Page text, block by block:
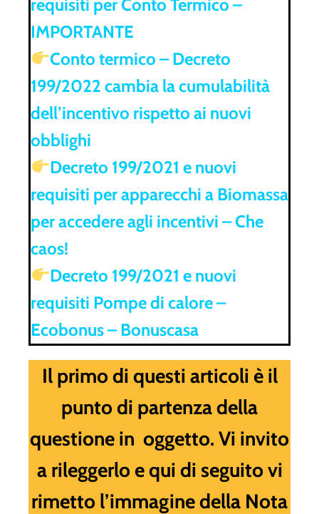
requisiti per Conto Termico –
IMPORTANTE
Conto termico – Decreto
199/2022 cambia la cumulabilità
dell’incentivo rispetto ai nuovi
obblighi
Decreto 199/2021 e nuovi
requisiti per apparecchi a Biomassa
per accedere agli incentivi – Che
caos!
Decreto 199/2021 e nuovi
requisiti Pompe di calore –
Ecobonus – Bonuscasa
Il primo di questi articoli è il
punto di partenza della
questione in oggetto. Vi invito
a rileggerlo e qui di seguito vi
rimetto l’immagine della Nota